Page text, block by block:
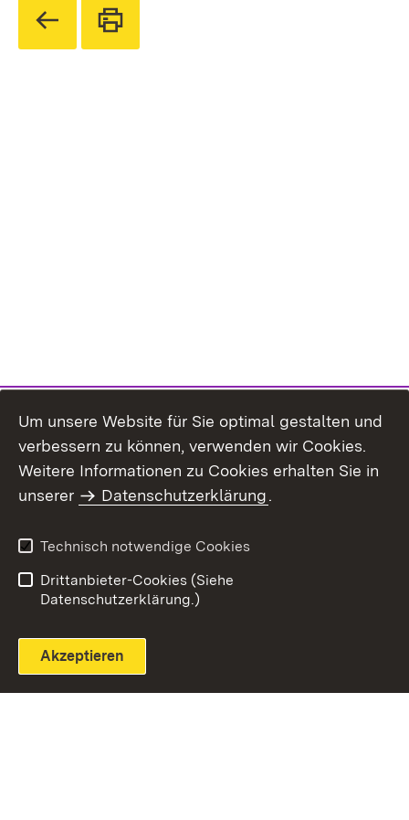
Themenübersicht
Um unsere Website für Sie optimal gestalten und
verbessern zu können, verwenden wir Cookies.
Weitere Informationen zu Cookies erhalten Sie in
unserer
Datenschutzerklärung.
Technisch notwendige Cookies
Drittanbieter-Cookies (Siehe
Datenschutzerklärung.)
Akzeptieren